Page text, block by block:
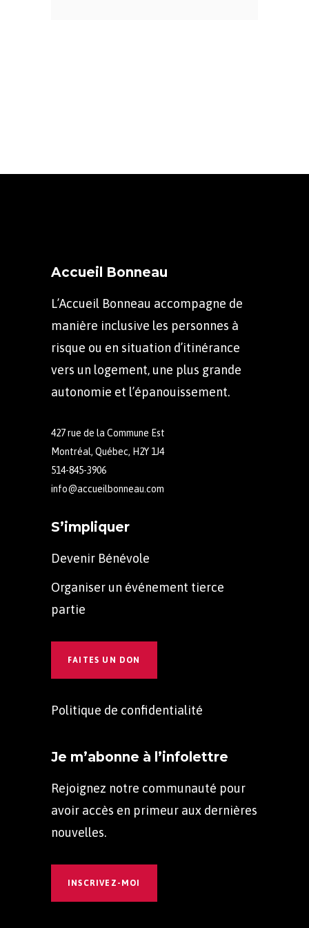
Accueil Bonneau
L’Accueil Bonneau accompagne de
manière inclusive les personnes à
risque ou en situation d’itinérance
vers un logement, une plus grande
autonomie et l’épanouissement.
427 rue de la Commune Est
Montréal, Québec, H2Y 1J4
514-845-3906
info@accueilbonneau.com
S’impliquer
Devenir Bénévole
Organiser un événement tierce
partie
FAITES UN DON
Politique de confidentialité
Je m’abonne à l’infolettre
Rejoignez notre communauté pour
avoir accès en primeur aux dernières
nouvelles.
INSCRIVEZ-MOI